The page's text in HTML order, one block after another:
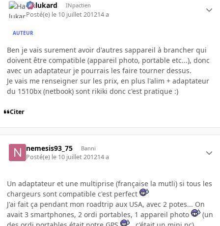
Halukard INpactien
Posté(e) le 10 juillet 201214 a
AUTEUR
Ben je vais surement avoir d'autres sappareil à brancher qui
doivent être compatible (appareil photo, portable etc...), donc
avec un adaptateur je pourrais les faire tourner dessus.
Je vais me renseigner sur les prix, en plus l'alim + adaptateur
du 1510bx (netbook) sont rikiki donc c'est pratique :)
Citer
nemesis93_75 Banni
Posté(e) le 10 juillet 201214 a
Un adaptateur et une multiprise (française la mutli) si tous les
chargeurs sont compatible c'est perfect
J'ai fait ça pendant mon roadtrip aux USA, avec 2 potes... On
avait 3 smartphones, 2 ordi portables, 1 appareil photo
(un